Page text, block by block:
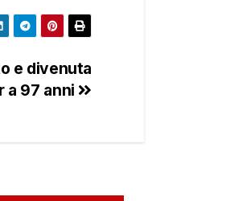
e divenuta
a 97 anni